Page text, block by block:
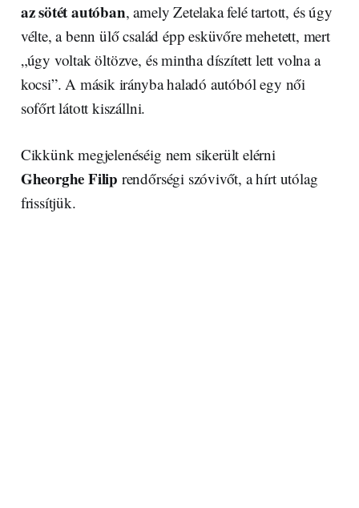
az sötét autóban, amely Zetelaka felé tartott, és úgy
vélte, a benn ülő család épp esküvőre mehetett, mert
„úgy voltak öltözve, és mintha díszített lett volna a
kocsi”. A másik irányba haladó autóból egy női
sofőrt látott kiszállni.
Cikkünk megjelenéséig nem sikerült elérni
Gheorghe Filip rendőrségi szóvivőt, a hírt utólag
frissítjük.